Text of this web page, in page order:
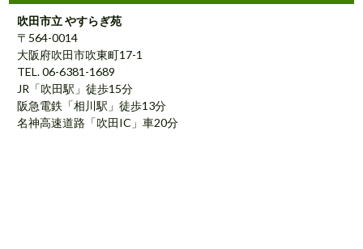
吹田市立 やすらぎ苑
〒564-0014
大阪府吹田市吹東町17-1
TEL. 06-6381-1689
JR「吹田駅」徒歩15分
阪急電鉄「相川駅」徒歩13分
名神高速道路「吹田IC」車20分